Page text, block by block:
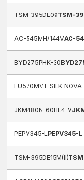
TSM-395DE09TSM-
AC-545MH/144VAC-
BYD275PHK-30
FU570MVT SILK NOVA
JKM480N-60HL4-V
PEPV345-L PEPV345-L
TSM-395DE15M(II)